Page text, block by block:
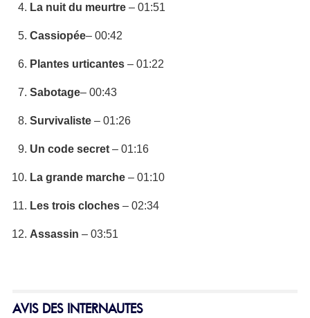
La nuit du meurtre– 01:51
Cassiopée– 00:42
Plantes urticantes – 01:22
Sabotage– 00:43
Survivaliste – 01:26
Un code secret– 01:16
La grande marche– 01:10
Les trois cloches – 02:34
Assassin – 03:51
AVIS DES INTERNAUTES